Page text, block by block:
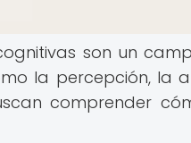
son un
la percepción, la
comprender